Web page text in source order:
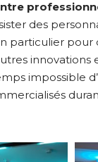
des
particulier pour
innovations
impossible